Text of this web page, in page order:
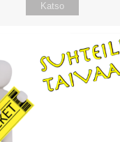
Katso